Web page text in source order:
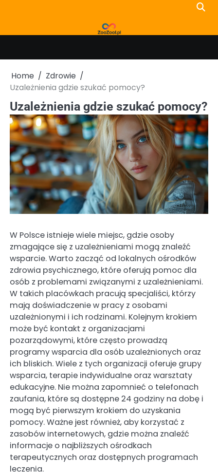
Home
Zdrowie
Uzależnienia gdzie szukać pomocy?
Uzależnienia gdzie szukać pomocy?
W Polsce istnieje wiele miejsc, gdzie osoby
zmagające się z uzależnieniami mogą znaleźć
wsparcie. Warto zacząć od lokalnych ośrodków
zdrowia psychicznego, które oferują pomoc dla
osób z problemami związanymi z uzależnieniami.
W takich placówkach pracują specjaliści, którzy
mają doświadczenie w pracy z osobami
uzależnionymi i ich rodzinami. Kolejnym krokiem
może być kontakt z organizacjami
pozarządowymi, które często prowadzą
programy wsparcia dla osób uzależnionych oraz
ich bliskich. Wiele z tych organizacji oferuje grupy
wsparcia, terapie indywidualne oraz warsztaty
edukacyjne. Nie można zapomnieć o telefonach
zaufania, które są dostępne 24 godziny na dobę i
mogą być pierwszym krokiem do uzyskania
pomocy. Ważne jest również, aby korzystać z
zasobów internetowych, gdzie można znaleźć
informacje o najbliższych ośrodkach
terapeutycznych oraz dostępnych programach
leczenia.